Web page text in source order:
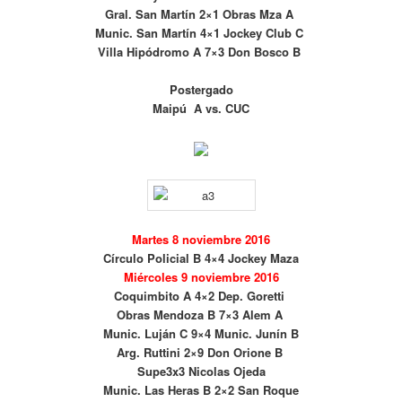
Gral. San Martín 2×1 Obras Mza A
Munic. San Martín 4×1 Jockey Club C
Villa Hipódromo A 7×3 Don Bosco B
Postergado
Maipú A vs. CUC
Martes 8 noviembre 2016
Círculo Policial B 4×4 Jockey Maza
Miércoles 9 noviembre 2016
Coquimbito A 4×2 Dep. Goretti
Obras Mendoza B 7×3 Alem A
Munic. Luján C 9×4 Munic. Junín B
Arg. Ruttini 2×9 Don Orione B
Supe3x3 Nicolas Ojeda
Munic. Las Heras B 2×2 San Roque